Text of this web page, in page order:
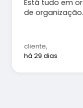
Está tudo em
de organização.
cliente,
há 29 dias